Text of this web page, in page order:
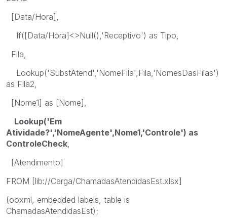
[Data/Hora],
If([Data/Hora]<>Null(),'Receptivo') as Tipo,
Fila,
Lookup('SubstAtend','NomeFila',Fila,'NomesDasFilas')
as Fila2,
[Nome1] as [Nome],
Lookup('Em
Atividade?','NomeAgente',Nome1,'Controle') as
ControleCheck,
[Atendimento]
FROM [lib://Carga/ChamadasAtendidasEst.xlsx]
(ooxml, embedded labels, table is
ChamadasAtendidasEst);